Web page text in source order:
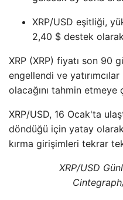
XRP/USD eşitliği,
2,40 $ destek
XRP (XRP) fiyatı son 90
engellendi ve
olacağını tahmin etmeye
XRP/USD, 16 Ocak'ta
döndüğü için yatay
kırma girişimleri tekrar
XRP/USD